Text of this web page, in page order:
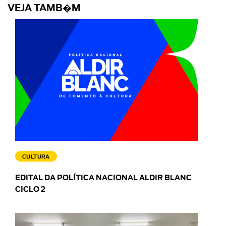
VEJA TAMB�M
CULTURA
EDITAL DA POLÍTICA NACIONAL ALDIR BLANC
CICLO 2